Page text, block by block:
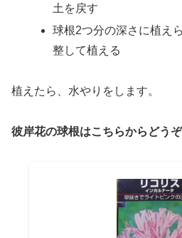
土を戻す
球根2つ分の深さに植え
整して植える
植えたら、水やりをします。
彼岸花の球根はこちらからどうぞ